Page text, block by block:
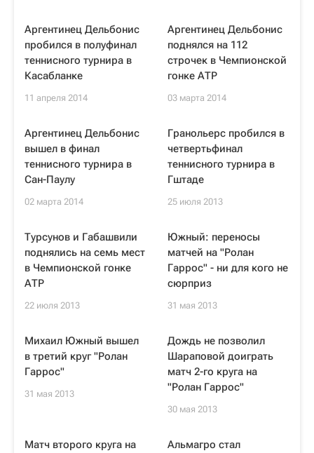
Аргентинец Дельбонис
пробился в полуфинал
теннисного турнира в
Касабланке
11 апреля 2014
Аргентинец Дельбонис
поднялся на 112
строчек в Чемпионской
гонке АТР
03 марта 2014
Аргентинец Дельбонис
вышел в финал
теннисного турнира в
Сан-Паулу
02 марта 2014
Гранольерс пробился в
четвертьфинал
теннисного турнира в
Гштаде
25 июля 2013
Турсунов и Габашвили
поднялись на семь мест
в Чемпионской гонке
АТР
22 июля 2013
Южный: переносы
матчей на "Ролан
Гаррос" - ни для кого не
сюрприз
31 мая 2013
Михаил Южный вышел
в третий круг "Ролан
Гаррос"
31 мая 2013
Дождь не позволил
Шараповой доиграть
матч 2-го круга на
"Ролан Гаррос"
30 мая 2013
Матч второго круга на
Альмагро стал